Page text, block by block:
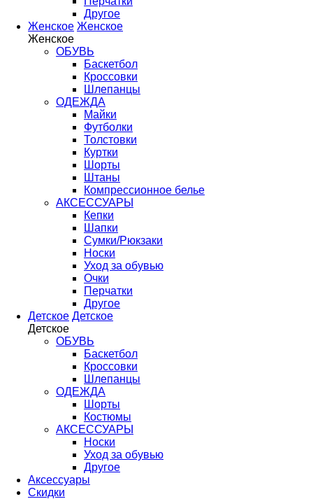
Другое
Женское Женское
Женское
ОБУВЬ
Баскетбол
Кроссовки
Шлепанцы
ОДЕЖДА
Майки
Футболки
Толстовки
Куртки
Шорты
Штаны
Компрессионное белье
АКСЕССУАРЫ
Кепки
Шапки
Сумки/Рюкзаки
Носки
Уход за обувью
Очки
Перчатки
Другое
Детское Детское
Детское
ОБУВЬ
Баскетбол
Кроссовки
Шлепанцы
ОДЕЖДА
Шорты
Костюмы
АКСЕССУАРЫ
Носки
Уход за обувью
Другое
Аксессуары
Скидки